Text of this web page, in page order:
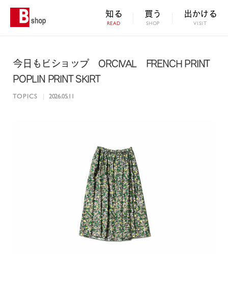
知る
READ
買う
SHOP
出かける
VISIT
今日もビショップ ORCIVAL FRENCH PRINT
POPLIN PRINT SKIRT
TOPICS | 2026.05.11